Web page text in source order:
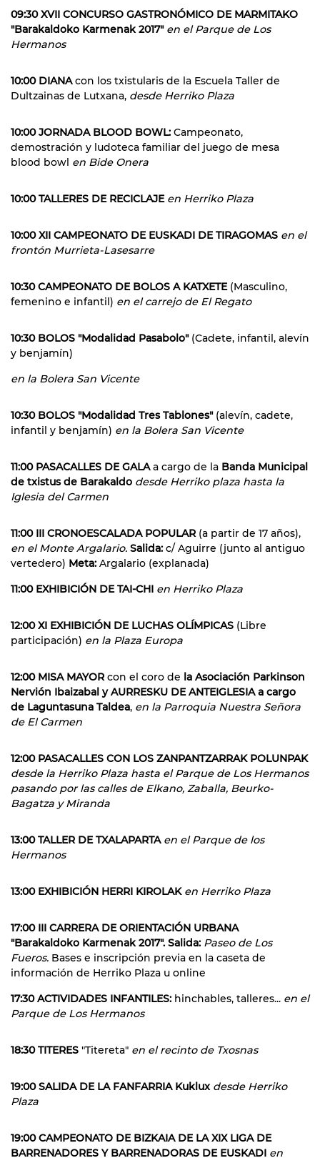
09:30 XVII CONCURSO GASTRONÓMICO DE MARMITAKO
"Barakaldoko Karmenak 2017" en el Parque de Los
Hermanos
10:00 DIANAcon los txistularis de la Escuela Taller de
Dultzainas de Lutxana, desde Herriko Plaza
10:00 JORNADA BLOOD BOWL: Campeonato,
demostración y ludoteca familiar del juego de mesa
blood bowl en Bide Onera
10:00 TALLERES DE RECICLAJE en Herriko Plaza
10:00 XII CAMPEONATO DE EUSKADI DE TIRAGOMAS en el
frontón Murrieta-Lasesarre
10:30 CAMPEONATO DE BOLOS A KATXETE (Masculino,
femenino e infantil) en el carrejo de El Regato
10:30 BOLOS "Modalidad Pasabolo" (Cadete, infantil, alevín
y benjamín)
en la Bolera San Vicente
10:30 BOLOS "Modalidad Tres Tablones" (alevín, cadete,
infantil y benjamín) en la Bolera San Vicente
11:00 PASACALLES DE GALAa cargo de la Banda Municipal
de txistus de Barakaldo desde Herriko plaza hasta la
Iglesia del Carmen
11:00 III CRONOESCALADA POPULAR (a partir de 17 años),
en el Monte Argalario. Salida: c/ Aguirre (junto al antiguo
vertedero) Meta: Argalario (explanada)
11:00 EXHIBICIÓN DE TAI-CHI en Herriko Plaza
12:00 XI EXHIBICIÓN DE LUCHAS OLÍMPICAS (Libre
participación) en la Plaza Europa
12:00 MISA MAYORcon el coro de la Asociación Parkinson
Nervión Ibaizabal y AURRESKU DE ANTEIGLESIA a cargo
de Laguntasuna Taldea, en la Parroquia Nuestra Señora
de El Carmen
12:00 PASACALLES CON LOS ZANPANTZARRAK POLUNPAK
desde la Herriko Plaza hasta el Parque de Los Hermanos
pasando por las calles de Elkano, Zaballa, Beurko-
Bagatza y Miranda
13:00 TALLER DE TXALAPARTA en el Parque de los
Hermanos
13:00 EXHIBICIÓN HERRI KIROLAK en Herriko Plaza
17:00 III CARRERA DE ORIENTACIÓN URBANA
"Barakaldoko Karmenak 2017". Salida: Paseo de Los
Fueros. Bases e inscripción previa en la caseta de
información de Herriko Plaza u online
17:30 ACTIVIDADES INFANTILES: hinchables, talleres... en el
Parque de Los Hermanos
18:30 TITERES "Titereta" en el recinto de Txosnas
19:00 SALIDA DE LA FANFARRIA Kuklux desde Herriko
Plaza
19:00 CAMPEONATO DE BIZKAIA DE LA XIX LIGA DE
BARRENADORES Y BARRENADORAS DE EUSKADI en